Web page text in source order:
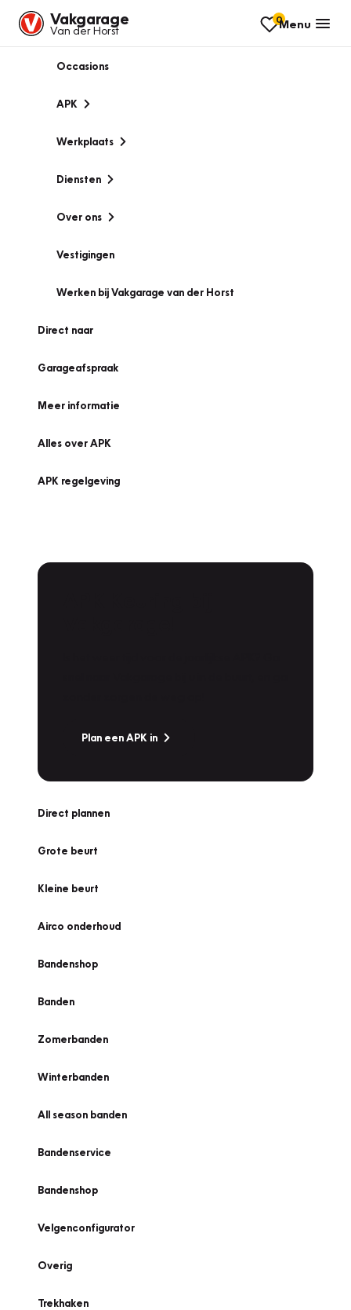
Vakgarage
Van der Horst
0Menu
Occasions
APK
Werkplaats
Diensten
Over ons
Vestigingen
Werken bij Vakgarage van der Horst
Direct naar
Garageafspraak
Meer informatie
Alles over APK
APK regelgeving
Plan een APK in
Direct plannen
Grote beurt
Kleine beurt
Airco onderhoud
Bandenshop
Banden
Zomerbanden
Winterbanden
All season banden
Bandenservice
Bandenshop
Velgenconfigurator
Overig
Trekhaken